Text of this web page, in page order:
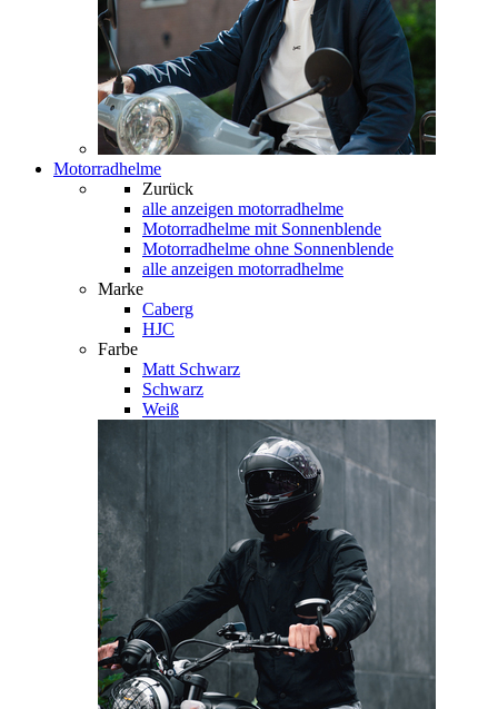
Motorradhelme
Zurück
alle anzeigen motorradhelme
Motorradhelme mit Sonnenblende
Motorradhelme ohne Sonnenblende
alle anzeigen motorradhelme
Marke
Caberg
HJC
Farbe
Matt Schwarz
Schwarz
Weiß